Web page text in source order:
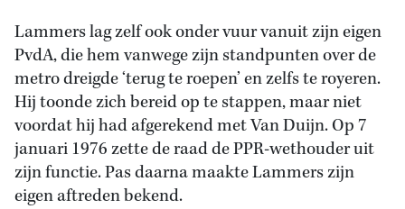
Lammers lag zelf ook onder vuur vanuit zijn eigen
PvdA, die hem vanwege zijn standpunten over de
metro dreigde ‘terug te roepen’ en zelfs te royeren.
Hij toonde zich bereid op te stappen, maar niet
voordat hij had afgerekend met Van Duijn. Op 7
januari 1976 zette de raad de PPR-wethouder uit
zijn functie. Pas daarna maakte Lammers zijn
eigen aftreden bekend.